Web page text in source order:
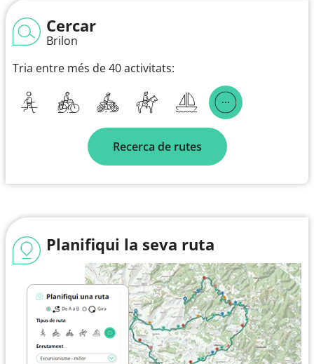
Cercar
Brilon
Tria entre més de 40 activitats:
Recerca de rutes
Planifiqui la seva ruta